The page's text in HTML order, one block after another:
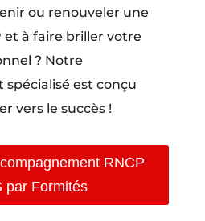
ou renouveler une
et à faire briller votre
? Notre
est conçu
vers le succès !
RNCP
par Formités